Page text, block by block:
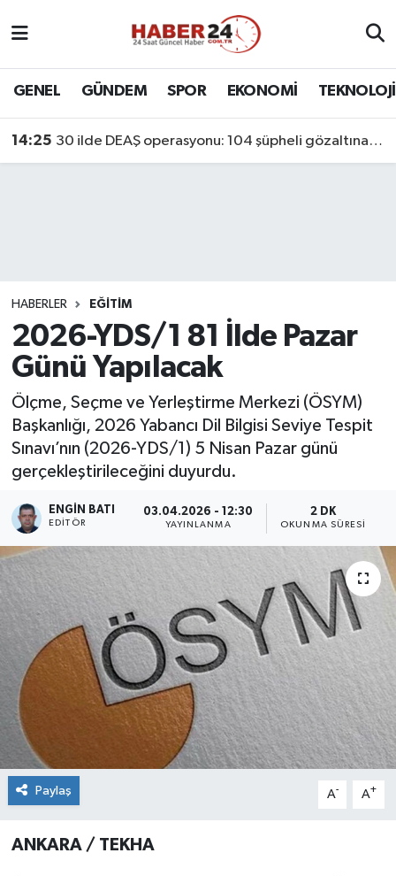
GENEL GÜNDEM SPOR EKONOMİ TEKNOLOJİ
14:25 30 ilde DEAŞ operasyonu: 104 şüpheli gözaltına alındı
HABERLER EĞİTİM
2026-YDS/1 81 İlde Pazar
Günü Yapılacak
Ölçme, Seçme ve Yerleştirme Merkezi (ÖSYM)
Başkanlığı, 2026 Yabancı Dil Bilgisi Seviye Tespit
Sınavı’nın (2026-YDS/1) 5 Nisan Pazar günü
gerçekleştirileceğini duyurdu.
ENGIN BATI
EDITÖR
03.04.2026 - 12:30
YAYINLANMA
2 DK
OKUNMA SÜRESI
Paylaş A- A+
ANKARA / TEKHA
Nöbetçi Eczaneler
Son Dakika Haberleri
Haber Arşivi